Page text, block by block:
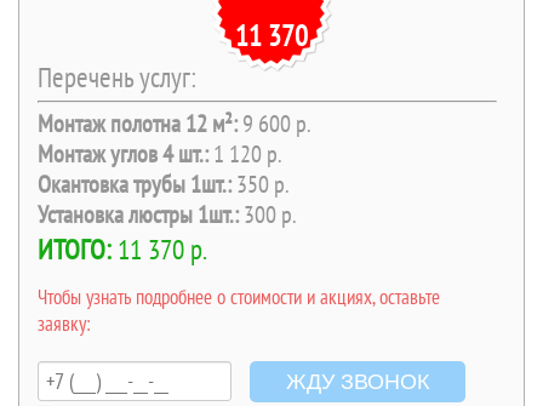
11 370
Перечень услуг:
Монтаж полотна 12 м²:9 600 р.
Монтаж углов 4 шт.:1 120 р.
Окантовка трубы 1шт.:350 р.
Установка люстры 1шт.:300 р.
ИТОГО: 11 370 р.
Чтобы узнать подробнее о стоимости и акциях, оставьте
заявку:
ЖДУ ЗВОНОК